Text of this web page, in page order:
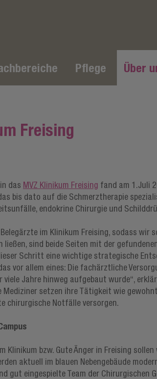
Pflege Über
Freising
das MVZ Klinikum Freising fand am 1.Juli
bis dato auf die Schmerztherapie
endokrine Chirurgie und
Belegärzte im Klinikum Freising, sodass
sind beide Seiten mit der
Schritt eine wichtige strategische
vor allem eines: Die fachärztliche
viele Jahre hinweg aufgebaut wurde“,
Mediziner setzen ihre Tätigkeit wie
chirurgische Notfälle versorgen.
Klinikum bzw. Gute Änger in Freising
aktuell im blauen Nebengebäude
gut eingespielte Team der Chirurgischen